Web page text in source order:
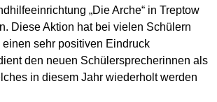
„Die Arche“ in Treptow
Diese Aktion hat bei vielen Schülern
sehr positiven Eindruck
den neuen Schülersprecherinnen als
in diesem Jahr wiederholt werden